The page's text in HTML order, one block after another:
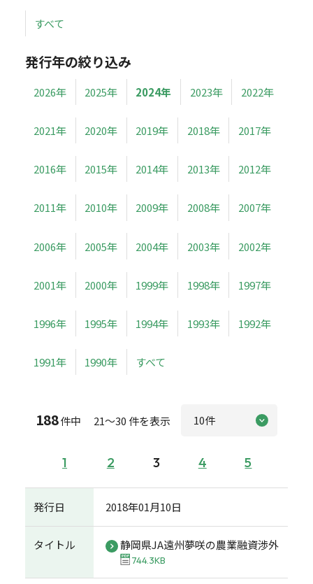
すべて
発行年の絞り込み
2026年 2025年 2024年 2023年 2022年
2021年 2020年 2019年 2018年 2017年
2016年 2015年 2014年 2013年 2012年
2011年 2010年 2009年 2008年 2007年
2006年 2005年 2004年 2003年 2002年
2001年 2000年 1999年 1998年 1997年
1996年 1995年 1994年 1993年 1992年
1991年 1990年 すべて
188件中 21～30 件を表示
1 2 3 4 5
発行日 2018年01月10日
タイトル 静岡県JA遠州夢咲の農業融資渉外
744.3KB